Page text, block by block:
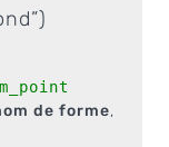
de forme,